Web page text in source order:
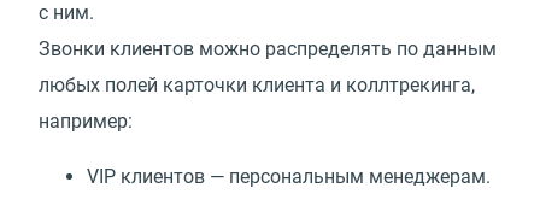
с ним.
Звонки клиентов можно распределять по данным
любых полей карточки клиента и коллтрекинга,
например:
VIP клиентов — персональным менеджерам.